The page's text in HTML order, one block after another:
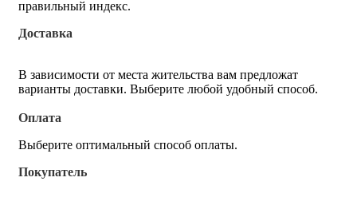
правильный индекс.
Доставка
В зависимости от места жительства вам предложат
варианты доставки. Выберите любой удобный способ.
Оплата
Выберите оптимальный способ оплаты.
Покупатель